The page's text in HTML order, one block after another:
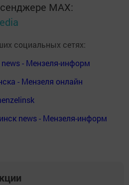
MАХ:
социальных сетях:
- Мензеля-информ
- Мензеля онлайн
news - Мензеля-информ